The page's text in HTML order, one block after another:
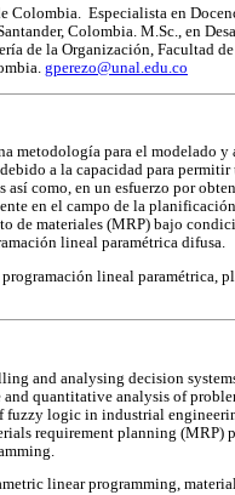
Colombia. Especialista en
Colombia. M.Sc., en
de la Organización, Facultad
gperezo@unal.edu.co
metodología para el modelado y
a la capacidad para
como, en un esfuerzo por
en el campo de la
de materiales (MRP) bajo
lineal paramétrica difusa.
lineal paramétrica,
and analysing decision
quantitative analysis of
fuzzy logic in industrial
requirement planning
linear programming,